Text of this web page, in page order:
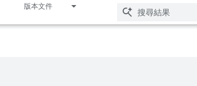
版本文件